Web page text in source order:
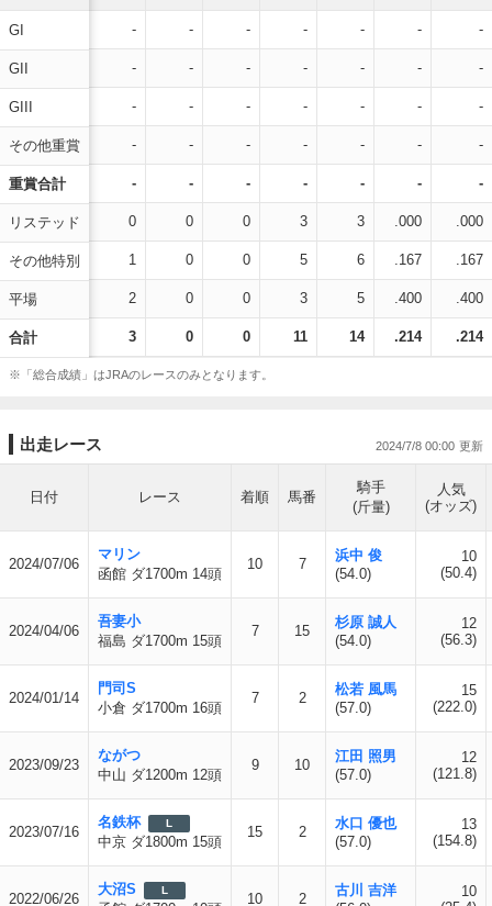
GI
GII
GIII
その他重賞
重賞合計
リステッド
その他特別
平場
合計
- - - - - - -
- - - - - - -
- - - - - - -
- - - - - - -
- - - - - - -
0 0 0 3 3 .000 .000
1 0 0 5 6 .167 .167
2 0 0 3 5 .400 .400
3 0 0 11 14 .214 .214
※「総合成績」はJRAのレースのみとなります。
出走レース 2024/7/8 00:00
日付 レース 着順 馬番
騎手
(斤量)
人気
(オッズ)
2024/07/06
マリン
函館 ダ1700m 14頭
10 7
浜中 俊
(54.0)
10
(50.4)
2024/04/06
吾妻小
福島 ダ1700m 15頭
7 15
杉原 誠人
(54.0)
12
(56.3)
2024/01/14
門司S
小倉 ダ1700m 16頭
7 2
松若 風馬
(57.0)
15
(222.0)
2023/09/23
ながつ
中山 ダ1200m 12頭
9 10
江田 照男
(57.0)
12
(121.8)
2023/07/16
名鉄杯 L
中京 ダ1800m 15頭
15 2
水口 優也
(57.0)
13
(154.8)
2022/06/26
大沼S L
10 2
古川 吉洋
10